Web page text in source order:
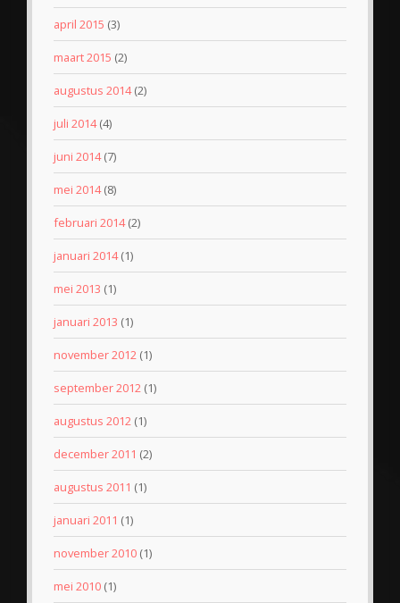
april 2015 (3)
maart 2015 (2)
augustus 2014(2)
juli 2014(4)
juni 2014(7)
mei 2014(8)
februari 2014(2)
januari 2014(1)
mei 2013 (1)
januari 2013 (1)
november 2012 (1)
september 2012 (1)
augustus 2012 (1)
december 2011 (2)
augustus 2011 (1)
januari 2011 (1)
november 2010 (1)
mei 2010 (1)